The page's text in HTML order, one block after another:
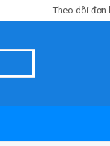
Theo dõi đơn